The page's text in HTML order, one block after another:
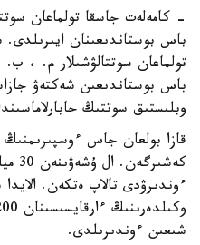
باس بوستاندىعىنان
باس بوستاندىعىن شەكتەۋ
وبلىستىق سوتتىڭ
قازا بولعان جاس ءوسپىرىمنىڭ
ءوندىرۋدى تالاپ ەتكەن.
شىعىن ءوندىرىلدى.